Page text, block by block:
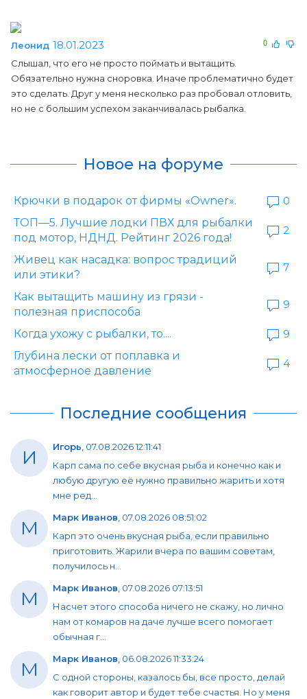
0
Леонид 18.01.2023
Слышал, что его не просто поймать и вытащить.
Обязательно нужна сноровка. Иначе проблематично будет
это сделать. Друг у меня несколько раз пробовал отловить,
но не с большим успехом заканчивалась рыбалка.
Новое на форуме
Крючки в подарок от фирмы «Owner».
0
ТОП—5. Лучшие лодки ПВХ для рыбалки
под мотор, НДНД. Рейтинг 2026 года!
2
Живец как насадка: вопрос традиций
или этики?
7
Как вытащить машину из грязи -
полезная приспособа
9
Когда ухожу с рыбалки, то....
9
Глубина лески от поплавка и
атмосферное давление
4
Последние сообщения
И Игорь 07.08.2026 12:11:41
Карп сама по себе вкусная рыба и конечно как и
любую другую её нужно правильно жарить и хотя
мне ред...
М Марк Иванов 07.08.2026 08:51:02
Карп это очень вкусная рыба, если правильно
приготовить. Жарили вчера по вашим советам,
получилось н...
М Марк Иванов 07.08.2026 07:13:51
Насчет этого способа ничего не скажу, но лично
нам от комаров на даче лучше всего помогает
обычная г...
М Марк Иванов 06.08.2026 11:33:24
С одной стороны, казалось бы, все просто, делай
как говорит автор и будет тебе счастья. Но у меня